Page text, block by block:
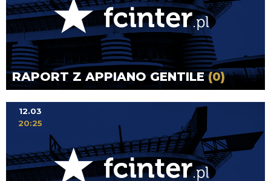
RAPORT Z APPIANO GENTILE(0)
12.03
20:25